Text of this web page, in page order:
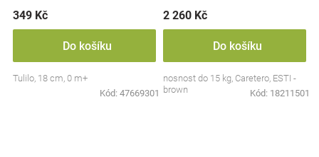
349 Kč
Do košíku
Tulilo, 18 cm, 0 m+
Kód: 47669301
2 260 Kč
Do košíku
nosnost do 15 kg, Caretero, ESTI -
brown
Kód: 18211501